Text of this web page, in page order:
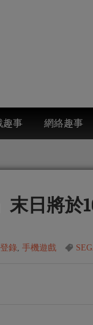
趣事 網絡趣事
末日將於
錄, 手機遊戲